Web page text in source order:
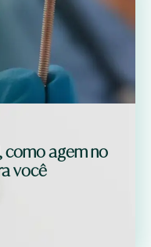
como agem no
você